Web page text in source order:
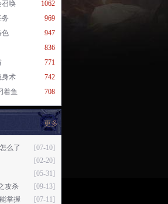
1062
召唤
969
务
947
色
836
771
742
身术
708
着鱼
更多
[07-10]
么了
[02-20]
[05-31]
[09-13]
攻杀
[07-11]
掌握